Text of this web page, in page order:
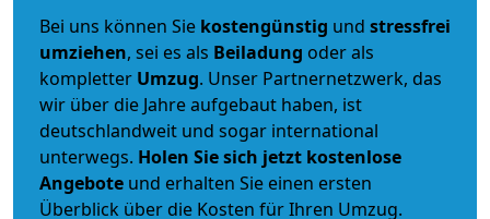
Bei uns können Sie kostengünstig und stressfrei
umziehen, sei es als Beiladung oder als
kompletter Umzug. Unser Partnernetzwerk, das
wir über die Jahre aufgebaut haben, ist
deutschlandweit und sogar international
unterwegs. Holen Sie sich jetzt kostenlose
Angebote und erhalten Sie einen ersten
Überblick über die Kosten für Ihren Umzug.